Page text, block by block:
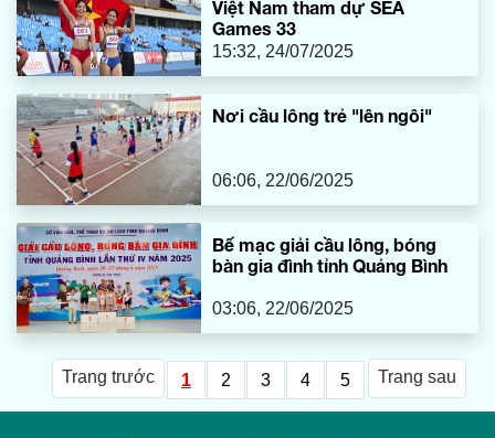
Việt Nam tham dự SEA
Games 33
15:32, 24/07/2025
Nơi cầu lông trẻ "lên ngôi"
06:06, 22/06/2025
Bế mạc giải cầu lông, bóng
bàn gia đình tỉnh Quảng Bình
03:06, 22/06/2025
Trang trước 1 2 3 4 5 Trang sau